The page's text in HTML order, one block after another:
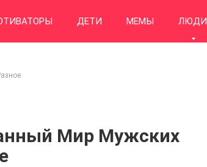
ДЕТИ МЕМЫ ЛЮДИ
Мир Мужских